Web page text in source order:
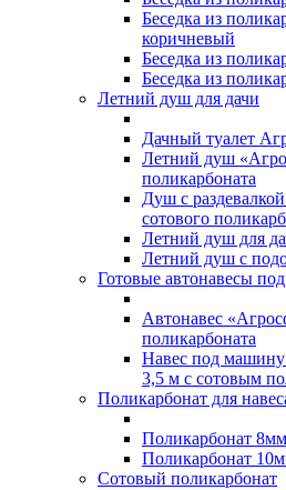
Беседка из
коричневый
Беседка из
Беседка из
Летний душ для дачи
Дачный туалет
Летний душ
поликарбоната
Душ с
сотового
Летний душ для
Летний душ с
Готовые автонавесы
Автонавес
поликарбоната
Навес под
3,5 м с сотовым
Поликарбонат для
Поликарбонат 8мм
Поликарбонат
Сотовый поликарбонат